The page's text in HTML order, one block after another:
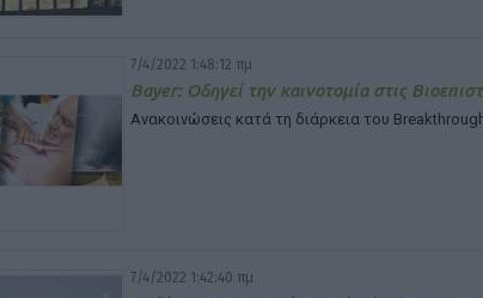
7/4/2022 1:48:12 πμ
Bayer: Οδηγεί την καινοτομία στις
Ανακοινώσεις κατά τη διάρκεια του
7/4/2022 1:42:40 πμ